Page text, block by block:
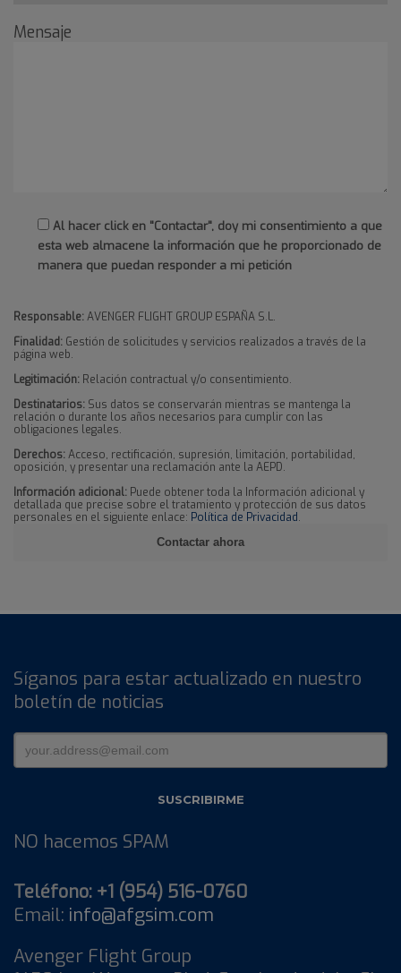
Mensaje
Al hacer click en "Contactar", doy mi consentimiento a que
esta web almacene la información que he proporcionado de
manera que puedan responder a mi petición
Responsable:AVENGER FLIGHT GROUP ESPAÑA S.L.
Finalidad: Gestión de solicitudes y servicios realizados a través de la
página web.
Legitimación: Relación contractual y/o consentimiento.
Destinatarios: Sus datos se conservarán mientras se mantenga la
relación o durante los años necesarios para cumplir con las
obligaciones legales.
Derechos:Acceso, rectificación, supresión, limitación, portabilidad,
oposición, y presentar una reclamación ante la AEPD.
Información adicional: Puede obtener toda la Información adicional y
detallada que precise sobre el tratamiento y protección de sus datos
personales en el siguiente enlace: Política de Privacidad.
Síganos para estar actualizado en nuestro
boletín de noticias
NO hacemos SPAM
Teléfono: +1 (954) 516-0760
Email: info@afgsim.com
Avenger Flight Group